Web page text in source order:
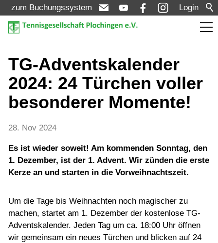
Login
zum Buchungssystem
Aktuelles
Meldungen
Termine
Turniere
Verein
Jugend
TG-Adventskalender
2024: 24 Türchen voller
besonderer Momente!
28. Nov 2024
Es ist wieder soweit! Am kommenden Sonntag, den
1. Dezember, ist der 1. Advent. Wir zünden die erste
Kerze an und starten in die Vorweihnachtszeit.
Um die Tage bis Weihnachten noch magischer zu
machen, startet am 1. Dezember der kostenlose TG-
Adventskalender. Jeden Tag um ca. 18:00 Uhr öffnen
wir gemeinsam ein neues Türchen und blicken auf 24